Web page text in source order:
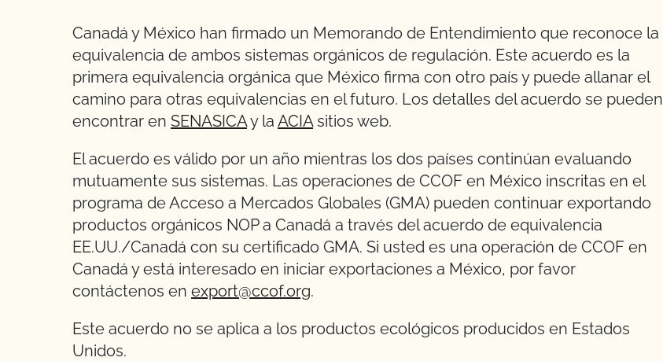
Canadá y México han firmado un Memorando de Entendimiento que reconoce la
equivalencia de ambos sistemas orgánicos de regulación. Este acuerdo es la
primera equivalencia orgánica que México firma con otro país y puede allanar el
camino para otras equivalencias en el futuro. Los detalles del acuerdo se pueden
encontrar en SENASICAy la ACIAsitios web.
El acuerdo es válido por un año mientras los dos países continúan evaluando
mutuamente sus sistemas. Las operaciones de CCOF en México inscritas en el
programa de Acceso a Mercados Globales (GMA) pueden continuar exportando
productos orgánicos NOP a Canadá a través del acuerdo de equivalencia
EE.UU./Canadá con su certificado GMA. Si usted es una operación de CCOF en
Canadá y está interesado en iniciar exportaciones a México, por favor
contáctenos en export@ccof.org.
Este acuerdo no se aplica a los productos ecológicos producidos en Estados
Unidos.